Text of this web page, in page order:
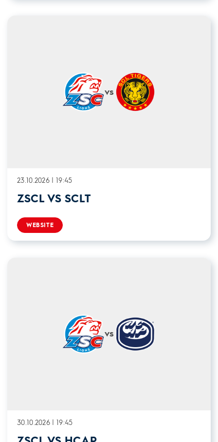
vs
23.10.2026 | 19:45
ZSCL VS SCLT
WEBSITE
vs
30.10.2026 | 19:45